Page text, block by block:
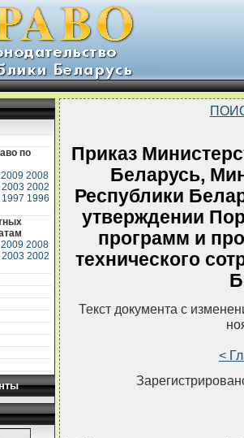
по
2009 2008
2003 2002
1997 1996
2009 2008
2003 2002
Приказ
Беларусь,
Республики
утверждении
программ и
технического
Текст документа с
<